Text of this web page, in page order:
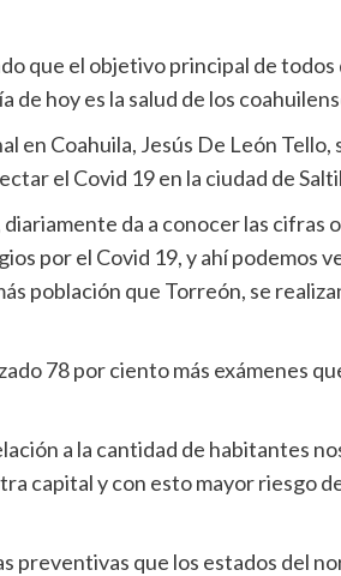
que el objetivo principal de todos
hoy es la salud de los
en Coahuila, Jesús De León
el Covid 19 en la ciudad de
da a conocer las cifras
por el Covid 19, y ahí podemos
población que Torreón, se
78 por ciento más exámenes
a la cantidad de habitantes
capital y con esto mayor riesgo
preventivas que los estados del